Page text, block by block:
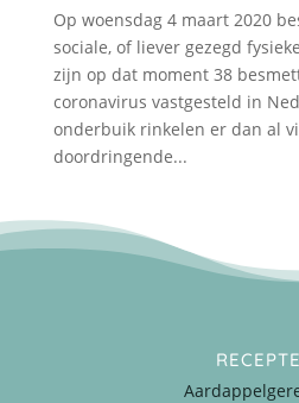
Op woensdag 4 maart 2020
sociale, of liever gezegd
zijn op dat moment 38
coronavirus vastgesteld in
onderbuik rinkelen er dan al
doordringende...